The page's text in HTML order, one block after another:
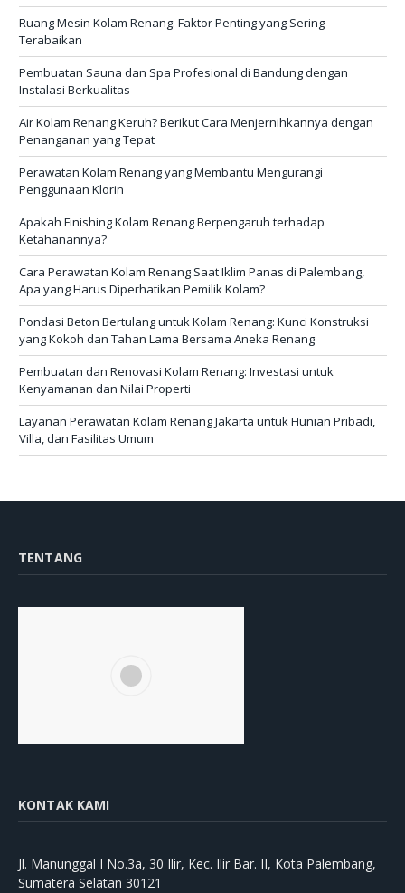
Ruang Mesin Kolam Renang: Faktor Penting yang Sering
Terabaikan
Pembuatan Sauna dan Spa Profesional di Bandung dengan
Instalasi Berkualitas
Air Kolam Renang Keruh? Berikut Cara Menjernihkannya dengan
Penanganan yang Tepat
Perawatan Kolam Renang yang Membantu Mengurangi
Penggunaan Klorin
Apakah Finishing Kolam Renang Berpengaruh terhadap
Ketahanannya?
Cara Perawatan Kolam Renang Saat Iklim Panas di Palembang,
Apa yang Harus Diperhatikan Pemilik Kolam?
Pondasi Beton Bertulang untuk Kolam Renang: Kunci Konstruksi
yang Kokoh dan Tahan Lama Bersama Aneka Renang
Pembuatan dan Renovasi Kolam Renang: Investasi untuk
Kenyamanan dan Nilai Properti
Layanan Perawatan Kolam Renang Jakarta untuk Hunian Pribadi,
Villa, dan Fasilitas Umum
TENTANG
KONTAK KAMI
Jl. Manunggal I No.3a, 30 Ilir, Kec. Ilir Bar. II, Kota Palembang,
Sumatera Selatan 30121